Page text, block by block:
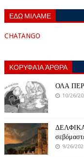
ΕΔΩ ΜΙΛΑΜΕ
CHATANGO
ΚΟΡΥΦΑΊΑ ΆΡΘΡΑ
ΟΛΑ
10/26/
9/26/